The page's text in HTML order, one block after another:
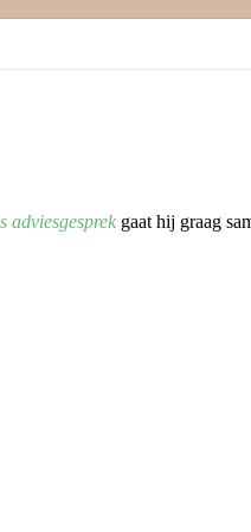
adviesgesprek gaat hij graag